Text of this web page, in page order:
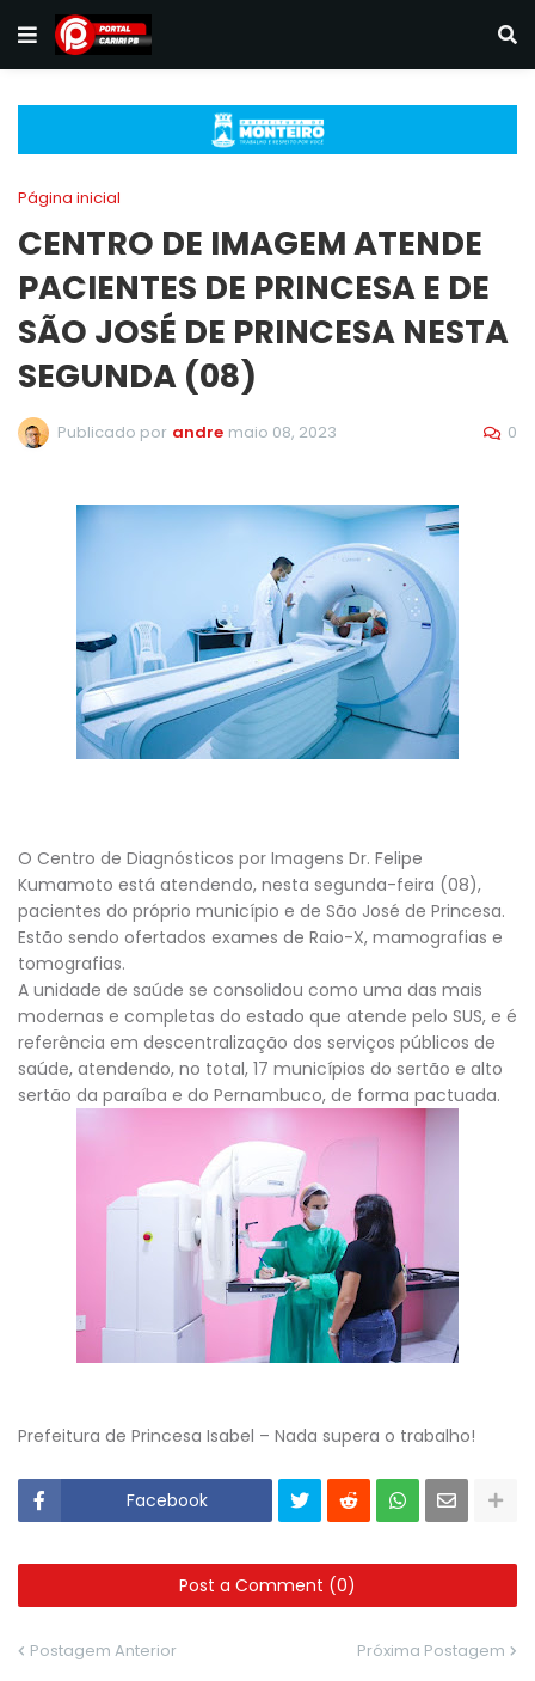
Página inicial
CENTRO DE IMAGEM ATENDE
PACIENTES DE PRINCESA E DE
SÃO JOSÉ DE PRINCESA NESTA
SEGUNDA (08)
Publicado por andre maio 08, 2023 0
O Centro de Diagnósticos por Imagens Dr. Felipe
Kumamoto está atendendo, nesta segunda-feira (08),
pacientes do próprio município e de São José de Princesa.
Estão sendo ofertados exames de Raio-X, mamografias e
tomografias.
A unidade de saúde se consolidou como uma das mais
modernas e completas do estado que atende pelo SUS, e é
referência em descentralização dos serviços públicos de
saúde, atendendo, no total, 17 municípios do sertão e alto
sertão da paraíba e do Pernambuco, de forma pactuada.
Prefeitura de Princesa Isabel – Nada supera o trabalho!
Facebook
Post a Comment (0)
Postagem Anterior Próxima Postagem